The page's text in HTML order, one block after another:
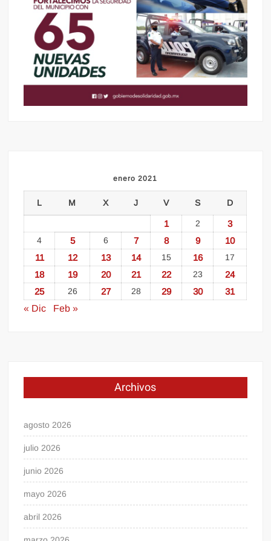
enero 2021
L M X J V S D
1 2 3
4 5 6 7 8 9
10
11
12 13 14 15 16 17
18 19 20 21 22 23
24
25
26 27 28 29 30
31
« Dic
Feb »
Archivos
agosto 2026
julio 2026
junio 2026
mayo 2026
abril 2026